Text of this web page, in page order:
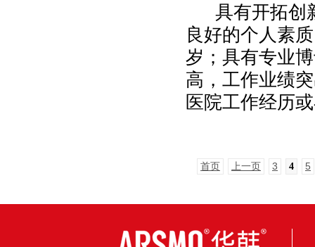
具有开拓创
良好的个人素
岁；具有专业
高，工作业绩
医院工作经历
首页 上一页 3 4 5